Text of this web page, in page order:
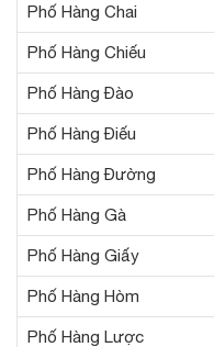
Phố Hàng Chai
Phố Hàng Chiếu
Phố Hàng Đào
Phố Hàng Điếu
Phố Hàng Đường
Phố Hàng Gà
Phố Hàng Giấy
Phố Hàng Hòm
Phố Hàng Lược